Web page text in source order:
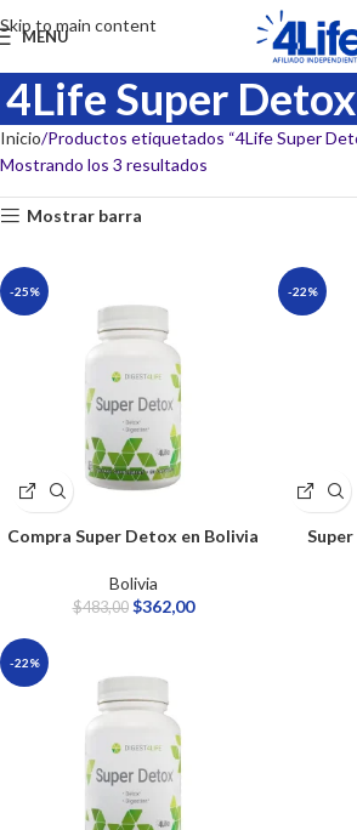
Skip to main content
MENU
4Life Super
Inicio Productos etiquetados “4Life Super
Mostrando los 3 resultados
Mostrar barra
-25%
Compra Super Detox en Bolivia
Bolivia
$483,00 $362,00
-22%
-22%